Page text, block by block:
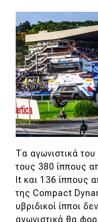
Formula 1
WRC
Motorsport
Eco
Νέα
Τεχνολογία
Mobility
Σταθμοί φόρτισης
Classic
Τα αγωνιστικά
τους 380 ίππους
lt και 136 ίππους
της Compact
υβριδικοί ίπποι
αγωνιστικά θα